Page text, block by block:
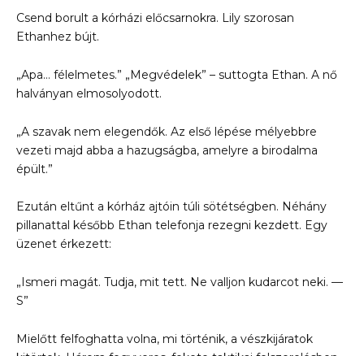
Csend borult a kórházi előcsarnokra. Lily szorosan
Ethanhez bújt.
„Apa… félelmetes.” „Megvédelek” – suttogta Ethan. A nő
halványan elmosolyodott.
„A szavak nem elegendők. Az első lépése mélyebbre
vezeti majd abba a hazugságba, amelyre a birodalma
épült.”
Ezután eltűnt a kórház ajtóin túli sötétségben. Néhány
pillanattal később Ethan telefonja rezegni kezdett. Egy
üzenet érkezett:
„Ismeri magát. Tudja, mit tett. Ne valljon kudarcot neki. —
S”
Mielőtt felfoghatta volna, mi történik, a vészkijáratok